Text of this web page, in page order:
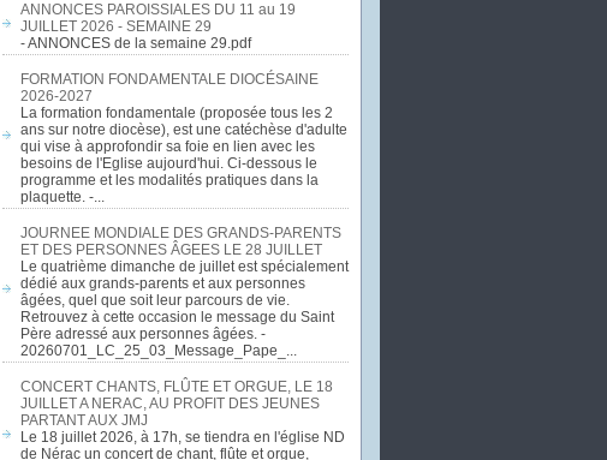
ANNONCES PAROISSIALES DU 11 au 19
JUILLET 2026 - SEMAINE 29
- ANNONCES de la semaine 29.pdf
FORMATION FONDAMENTALE DIOCÉSAINE
2026-2027
La formation fondamentale (proposée tous les 2
ans sur notre diocèse), est une catéchèse d'adulte
qui vise à approfondir sa foie en lien avec les
besoins de l'Eglise aujourd'hui. Ci-dessous le
programme et les modalités pratiques dans la
plaquette. -...
JOURNEE MONDIALE DES GRANDS-PARENTS
ET DES PERSONNES ÂGEES LE 28 JUILLET
Le quatrième dimanche de juillet est spécialement
dédié aux grands-parents et aux personnes
âgées, quel que soit leur parcours de vie.
Retrouvez à cette occasion le message du Saint
Père adressé aux personnes âgées. -
20260701_LC_25_03_Message_Pape_...
CONCERT CHANTS, FLÛTE ET ORGUE, LE 18
JUILLET A NERAC, AU PROFIT DES JEUNES
PARTANT AUX JMJ
Le 18 juillet 2026, à 17h, se tiendra en l'église ND
de Nérac un concert de chant, flûte et orgue,